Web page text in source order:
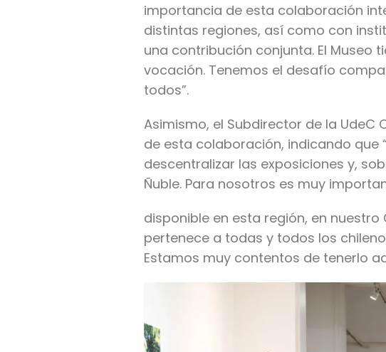
importancia de esta colaboración
distintas regiones, así como con
una contribución conjunta. El Museo
vocación. Tenemos el desafío
todos”.
Asimismo, el Subdirector de la UdeC
de esta colaboración, indicando que
descentralizar las exposiciones y,
Ñuble. Para nosotros es muy
disponible en esta región, en nuestro
pertenece a todas y todos los
Estamos muy contentos de tenerlo